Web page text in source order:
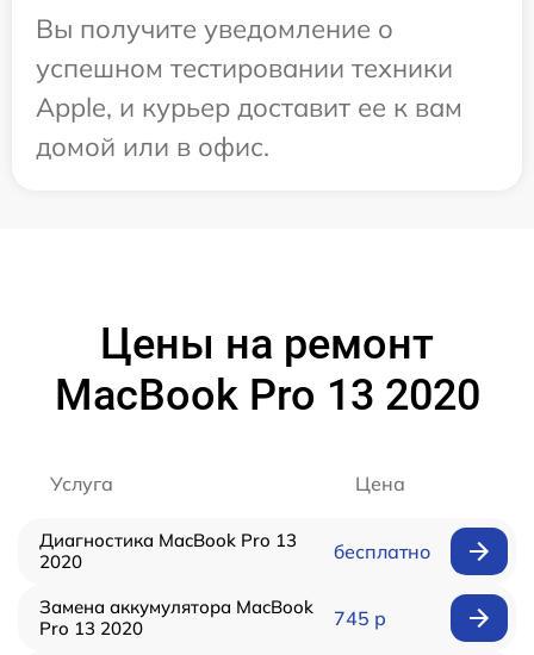
Вы получите уведомление о
успешном тестировании техники
Apple, и курьер доставит ее к вам
домой или в офис.
Цены на ремонт
MacBook Pro 13 2020
Услуга Цена
Диагностика MacBook Pro 13
2020
бесплатно
Замена аккумулятора MacBook
Pro 13 2020
745 р